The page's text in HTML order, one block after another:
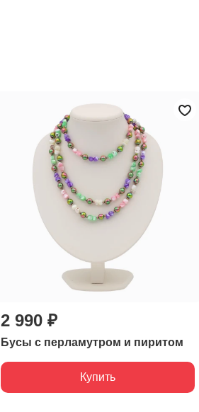
2 990 ₽
Бусы с перламутром и пиритом
Купить